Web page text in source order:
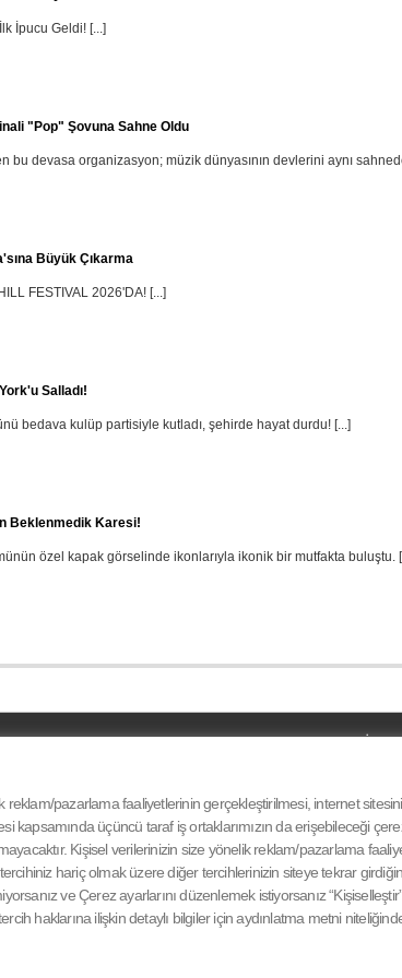
İpucu Geldi! [...]
"Pop" Şovuna Sahne Oldu
bu devasa organizasyon; müzik dünyasının devlerini aynı
Büyük Çıkarma
FESTIVAL 2026'DA! [...]
Salladı!
bedava kulüp partisiyle kutladı, şehirde hayat durdu! [...]
Beklenmedik Karesi!
özel kapak görselinde ikonlarıyla ikonik bir mutfakta buluştu.
pazarlama faaliyetlerinin gerçekleştirilmesi, internet
kapsamında üçüncü taraf iş ortaklarımızın da erişebileceği
Kişisel verilerinizin size yönelik reklam/pazarlama
hariç olmak üzere diğer tercihlerinizin siteye tekrar
ve Çerez ayarlarını düzenlemek istiyorsanız
haklarına ilişkin detaylı bilgiler için aydınlatma metni
V-Dikey° 5/6